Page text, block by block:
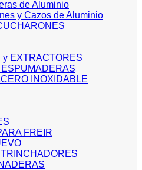
de Aluminio
y Cazos de Aluminio
y EXTRACTORES
INOXIDABLE
FREIR